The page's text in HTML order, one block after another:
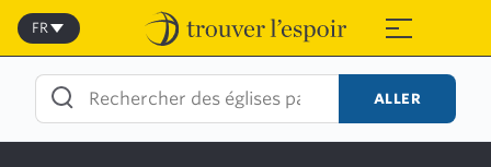
Skip
content
≡
FR
ALLER